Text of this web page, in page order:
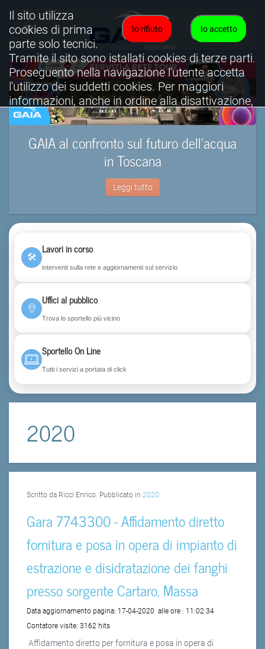
GAIA al confronto sul futuro dell’acqua
in Toscana
Leggi tutto
🛠
Lavori in corso
interventi sulla rete e aggiornamenti sul servizio
Uffici al pubblico
Trova lo sportello più vicino
Sportello On Line
Tutti i servizi a portata di click
2020
Scritto da Ricci Enrico. Pubblicato in 2020
Gara 7743300 - Affidamento diretto
fornitura e posa in opera di impianto di
estrazione e disidratazione dei fanghi
presso sorgente Cartaro, Massa
Data aggiornamento pagina: 17-04-2020 alle ore : 11:02:34
Contatore visite: 3162 hits
Affidamento diretto per fornitura e posa in opera di
Io accetto
Io rifiuto
Il sito utilizza
cookies di prima
parte solo tecnici.
Tramite il sito sono istallati cookies di terze parti.
Proseguento nella navigazione l'utente accetta
l'utilizzo dei suddetti cookies. Per maggiori
informazioni, anche in ordine alla disattivazione,
è possibile consultare l'informativa cookies
completa.
Visualizza informativa completa.